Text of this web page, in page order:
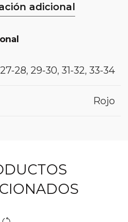
adicional
27-28, 29-30, 31-32, 33-34
Rojo